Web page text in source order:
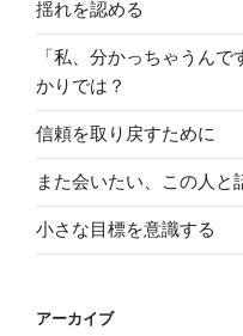
揺れを認める
「私、分かっちゃうん
かりでは？
信頼を取り戻すために
また会いたい、この人と
小さな目標を意識する
アーカイブ